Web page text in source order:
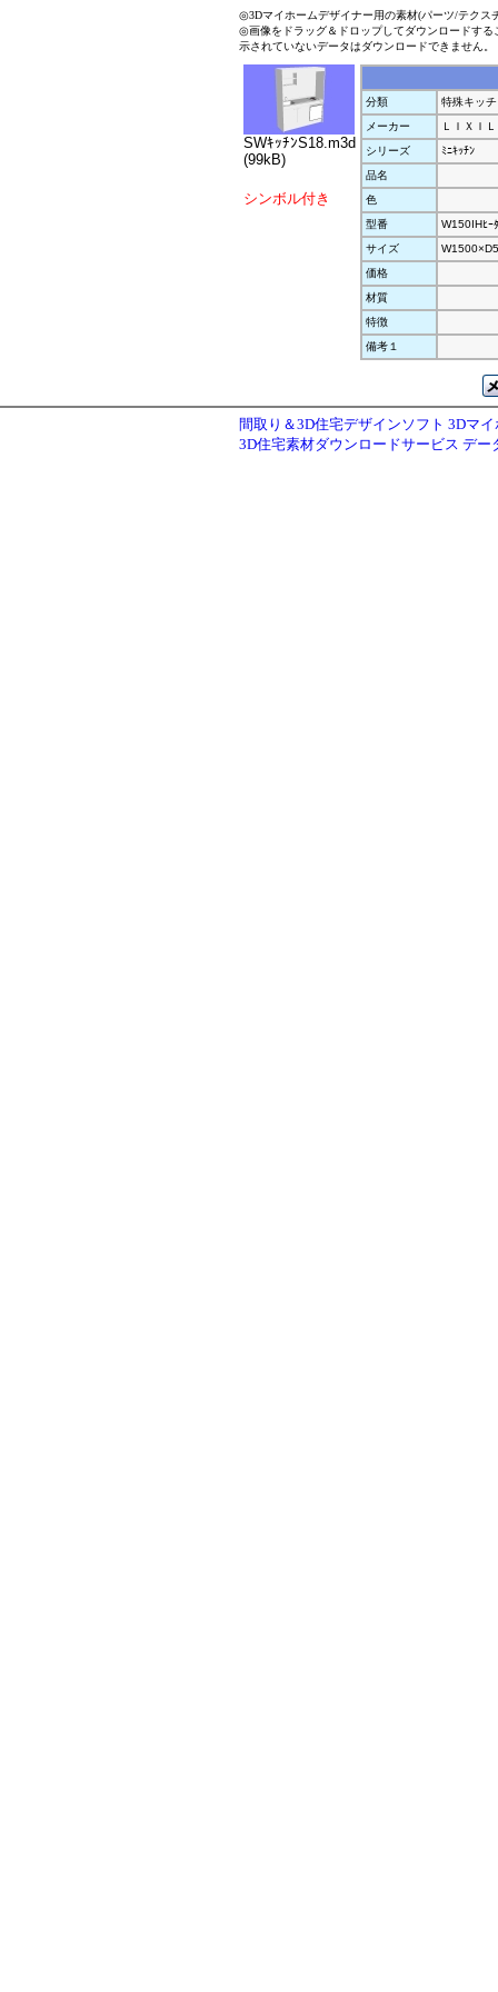
◎3Dマイホームデザイナー用の素材(パーツ/テクス
◎画像をドラッグ＆ドロップしてダウンロードす
示されていないデータはダウンロードできません。
SWｷｯﾁﾝS18.m3d
(99kB)
シンボル付き
分類
特殊キッ
メーカー
ＬＩＸＩＬ
シリーズ
ﾐﾆｷｯﾁﾝ
品名
色
型番
W150IHﾋｰ
サイズ
価格
材質
特徴
備考１
間取り＆3D住宅デザインソフト 3Dマ
3D住宅素材ダウンロードサービス デー